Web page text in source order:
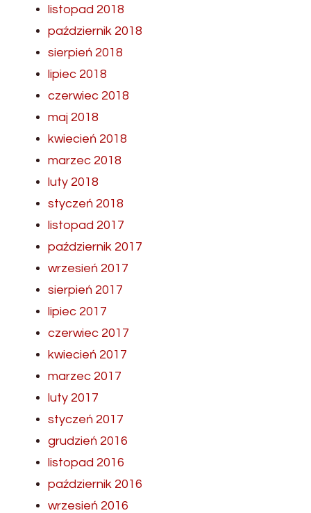
listopad 2018
październik 2018
sierpień 2018
lipiec 2018
czerwiec 2018
maj 2018
kwiecień 2018
marzec 2018
luty 2018
styczeń 2018
listopad 2017
październik 2017
wrzesień 2017
sierpień 2017
lipiec 2017
czerwiec 2017
kwiecień 2017
marzec 2017
luty 2017
styczeń 2017
grudzień 2016
listopad 2016
październik 2016
wrzesień 2016